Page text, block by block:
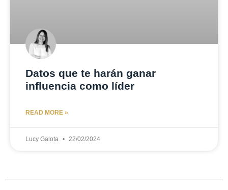
Datos que te harán ganar
influencia como líder
READ MORE »
Lucy Galota 22/02/2024